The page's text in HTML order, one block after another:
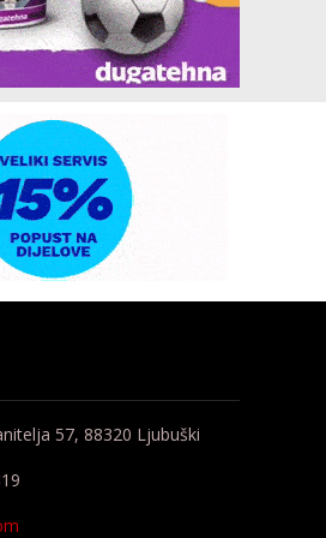
57, 88320 Ljubuški